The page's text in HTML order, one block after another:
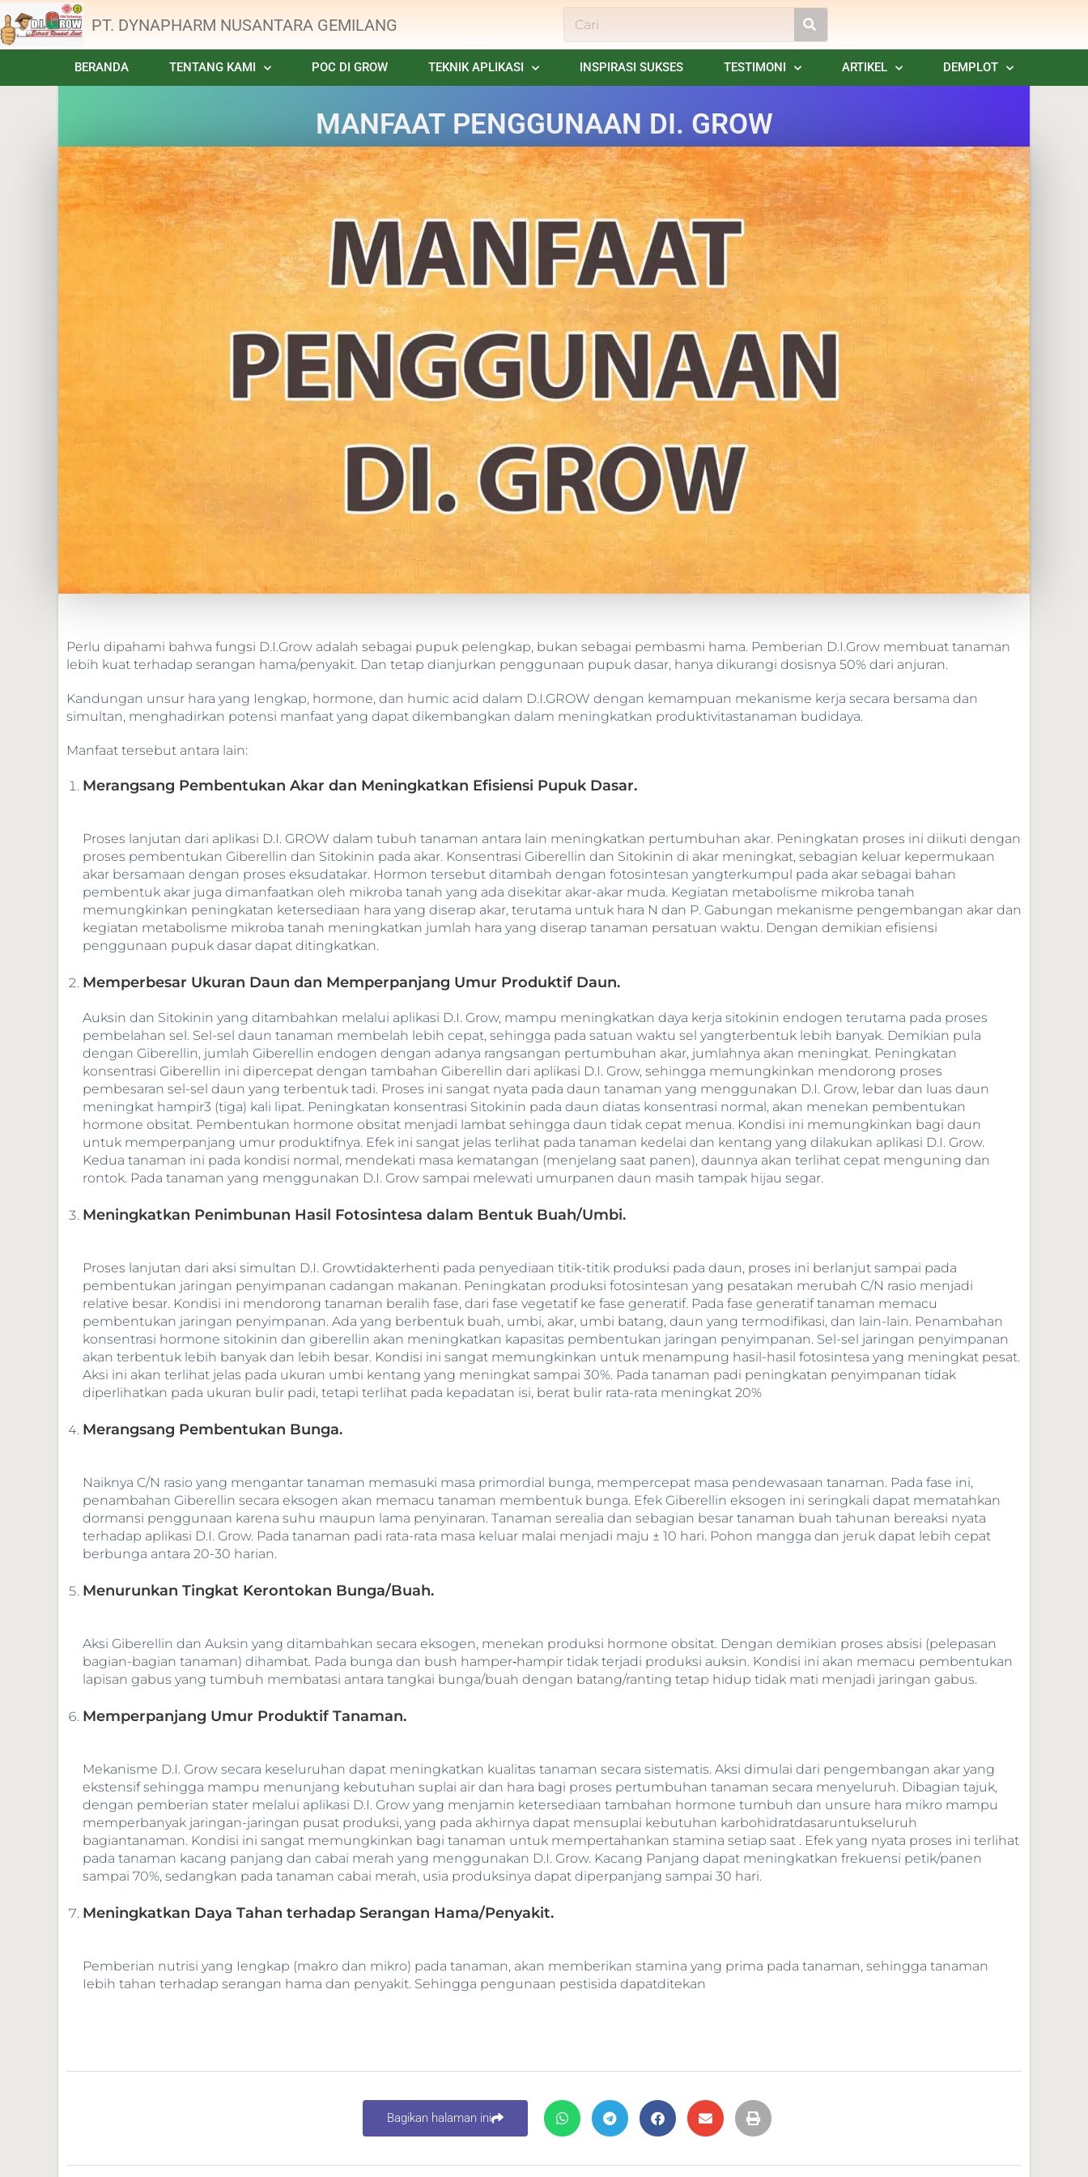
PT. DYNAPHARM NUSANTARA GEMILANG
BERANDA TENTANG KAMI POC DI GROW TEKNIK APLIKASI INSPIRASI SUKSES TESTIMONI ARTIKEL DEMPLOT
MANFAAT PENGGUNAAN DI. GROW
Perlu dipahami bahwa fungsi D.I.Grow adalah sebagai pupuk pelengkap, bukan sebagai pembasmi hama. Pemberian D.I.Grow membuat tanaman
lebih kuat terhadap serangan hama/penyakit. Dan tetap dianjurkan penggunaan pupuk dasar, hanya dikurangi dosisnya 50% dari anjuran.
Kandungan unsur hara yang Iengkap, hormone, dan humic acid dalam D.I.GROW dengan kemampuan mekanisme kerja secara bersama dan
simultan, menghadirkan potensi manfaat yang dapat dikembangkan dalam meningkatkan produktivitastanaman budidaya.
Manfaat tersebut antara lain:
Merangsang Pembentukan Akar dan Meningkatkan Efisiensi Pupuk Dasar.
Proses lanjutan dari aplikasi D.I. GROW dalam tubuh tanaman antara lain meningkatkan pertumbuhan akar. Peningkatan proses ini diikuti dengan
proses pembentukan Giberellin dan Sitokinin pada akar. Konsentrasi Giberellin dan Sitokinin di akar meningkat, sebagian keluar kepermukaan
akar bersamaan dengan proses eksudatakar. Hormon tersebut ditambah dengan fotosintesan yangterkumpul pada akar sebagai bahan
pembentuk akar juga dimanfaatkan oleh mikroba tanah yang ada disekitar akar-akar muda. Kegiatan metabolisme mikroba tanah
memungkinkan peningkatan ketersediaan hara yang diserap akar, terutama untuk hara N dan P. Gabungan mekanisme pengembangan akar dan
kegiatan metabolisme mikroba tanah meningkatkan jumlah hara yang diserap tanaman persatuan waktu. Dengan demikian efisiensi
penggunaan pupuk dasar dapat ditingkatkan.
Memperbesar Ukuran Daun dan Memperpanjang Umur Produktif Daun.
Auksin dan Sitokinin yang ditambahkan melalui aplikasi D.I. Grow, mampu meningkatkan daya kerja sitokinin endogen terutama pada proses
pembelahan sel. Sel-sel daun tanaman membelah lebih cepat, sehingga pada satuan waktu sel yangterbentuk lebih banyak. Demikian pula
dengan Giberellin, jumlah Giberellin endogen dengan adanya rangsangan pertumbuhan akar, jumlahnya akan meningkat. Peningkatan
konsentrasi Giberellin ini dipercepat dengan tambahan Giberellin dari aplikasi D.I. Grow, sehingga memungkinkan mendorong proses
pembesaran sel-sel daun yang terbentuk tadi. Proses ini sangat nyata pada daun tanaman yang menggunakan D.I. Grow, lebar dan luas daun
meningkat hampir3 (tiga) kali lipat. Peningkatan konsentrasi Sitokinin pada daun diatas konsentrasi normal, akan menekan pembentukan
hormone obsitat. Pembentukan hormone obsitat menjadi lambat sehingga daun tidak cepat menua. Kondisi ini memungkinkan bagi daun
untuk memperpanjang umur produktifnya. Efek ini sangat jelas terlihat pada tanaman kedelai dan kentang yang dilakukan aplikasi D.I. Grow.
Kedua tanaman ini pada kondisi normal, mendekati masa kematangan (menjelang saat panen), daunnya akan terlihat cepat menguning dan
rontok. Pada tanaman yang menggunakan D.I. Grow sampai melewati umurpanen daun masih tampak hijau segar.
Meningkatkan Penimbunan Hasil Fotosintesa dalam Bentuk Buah/Umbi.
Proses lanjutan dari aksi simultan D.I. Growtidakterhenti pada penyediaan titik-titik produksi pada daun, proses ini berlanjut sampai pada
pembentukan jaringan penyimpanan cadangan makanan. Peningkatan produksi fotosintesan yang pesatakan merubah C/N rasio menjadi
relative besar. Kondisi ini mendorong tanaman beralih fase, dari fase vegetatif ke fase generatif. Pada fase generatif tanaman memacu
pembentukan jaringan penyimpanan. Ada yang berbentuk buah, umbi, akar, umbi batang, daun yang termodifikasi, dan lain-lain. Penambahan
konsentrasi hormone sitokinin dan giberellin akan meningkatkan kapasitas pembentukan jaringan penyimpanan. Sel-sel jaringan penyimpanan
akan terbentuk lebih banyak dan lebih besar. Kondisi ini sangat memungkinkan untuk menampung hasil-hasil fotosintesa yang meningkat pesat.
Aksi ini akan terlihat jelas pada ukuran umbi kentang yang meningkat sampai 30%. Pada tanaman padi peningkatan penyimpanan tidak
diperlihatkan pada ukuran bulir padi, tetapi terlihat pada kepadatan isi, berat bulir rata-rata meningkat 20%
Merangsang Pembentukan Bunga.
Naiknya C/N rasio yang mengantar tanaman memasuki masa primordial bunga, mempercepat masa pendewasaan tanaman. Pada fase ini,
penambahan Giberellin secara eksogen akan memacu tanaman membentuk bunga. Efek Giberellin eksogen ini seringkali dapat mematahkan
dormansi penggunaan karena suhu maupun lama penyinaran. Tanaman serealia dan sebagian besar tanaman buah tahunan bereaksi nyata
terhadap aplikasi D.I. Grow. Pada tanaman padi rata-rata masa keluar malai menjadi maju ± 10 hari. Pohon mangga dan jeruk dapat lebih cepat
berbunga antara 20-30 harian.
Menurunkan Tingkat Kerontokan Bunga/Buah.
Aksi Giberellin dan Auksin yang ditambahkan secara eksogen, menekan produksi hormone obsitat. Dengan demikian proses absisi (pelepasan
bagian-bagian tanaman) dihambat. Pada bunga dan bush hamper‑hampir tidak terjadi produksi auksin. Kondisi ini akan memacu pembentukan
lapisan gabus yang tumbuh membatasi antara tangkai bunga/buah dengan batang/ranting tetap hidup tidak mati menjadi jaringan gabus.
Memperpanjang Umur Produktif Tanaman.
Mekanisme D.I. Grow secara keseluruhan dapat meningkatkan kualitas tanaman secara sistematis. Aksi dimulai dari pengembangan akar yang
ekstensif sehingga mampu menunjang kebutuhan suplai air dan hara bagi proses pertumbuhan tanaman secara menyeluruh. Dibagian tajuk,
dengan pemberian stater melalui aplikasi D.I. Grow yang menjamin ketersediaan tambahan hormone tumbuh dan unsure hara mikro mampu
memperbanyak jaringan-jaringan pusat produksi, yang pada akhirnya dapat mensuplai kebutuhan karbohidratdasaruntukseluruh
bagiantanaman. Kondisi ini sangat memungkinkan bagi tanaman untuk mempertahankan stamina setiap saat . Efek yang nyata proses ini terlihat
pada tanaman kacang panjang dan cabai merah yang menggunakan D.I. Grow. Kacang Panjang dapat meningkatkan frekuensi petik/panen
sampai 70%, sedangkan pada tanaman cabai merah, usia produksinya dapat diperpanjang sampai 30 hari.
Meningkatkan Daya Tahan terhadap Serangan Hama/Penyakit.
Pemberian nutrisi yang Iengkap (makro dan mikro) pada tanaman, akan memberikan stamina yang prima pada tanaman, sehingga tanaman
Iebih tahan terhadap serangan hama dan penyakit. Sehingga pengunaan pestisida dapatditekan
Bagikan halaman ini